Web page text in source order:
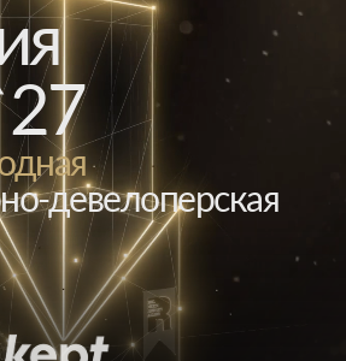
девелоперская